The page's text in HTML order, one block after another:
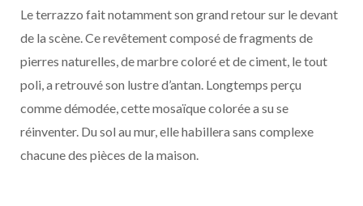
Le terrazzo fait notamment son grand retour sur le devant
de la scène. Ce revêtement composé de fragments de
pierres naturelles, de marbre coloré et de ciment, le tout
poli, a retrouvé son lustre d’antan. Longtemps perçu
comme démodée, cette mosaïque colorée a su se
réinventer. Du sol au mur, elle habillera sans complexe
chacune des pièces de la maison.